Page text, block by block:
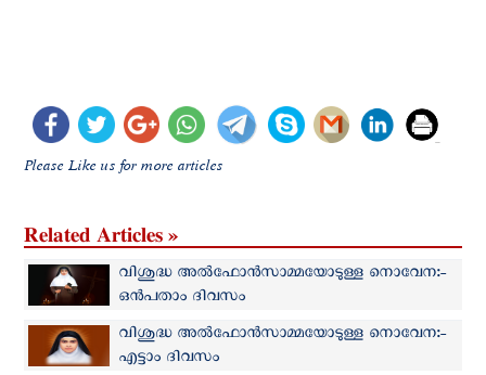
Please Like us for more articles
Related Articles »
വിശുദ്ധ അല്‍ഫോന്‍സാമ്മയോടുള്ള നൊവേന:-
ഒന്‍പതാം ദിവസം
വിശുദ്ധ അല്‍ഫോന്‍സാമ്മയോടുള്ള നൊവേന:-
എട്ടാം ദിവസം